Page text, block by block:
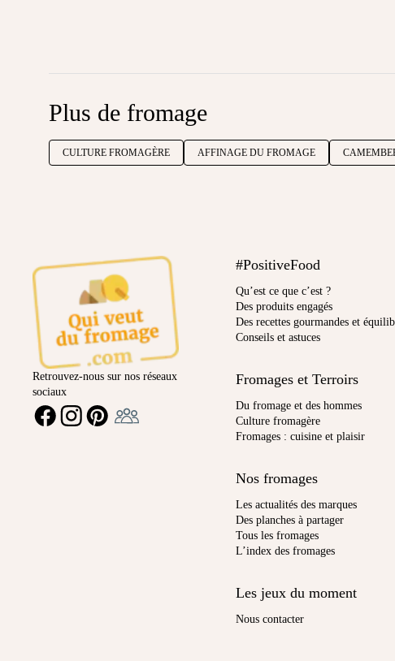
Plus de fromage
CULTURE FROMAGÈRE AFFINAGE DU FROMAGE
Retrouvez-nous sur nos réseaux
sociaux
FACEBOOKINSTAGRAMPINTEREST
#PositiveFood
Qu’est ce que c’est ?
Des produits engagés
Des recettes gourmandes et
Conseils et astuces
Fromages et Terroirs
Du fromage et des hommes
Culture fromagère
Fromages : cuisine et plaisir
Nos fromages
Les actualités des marques
Des planches à partager
Tous les fromages
L’index des fromages
Les jeux du moment
Nous contacter